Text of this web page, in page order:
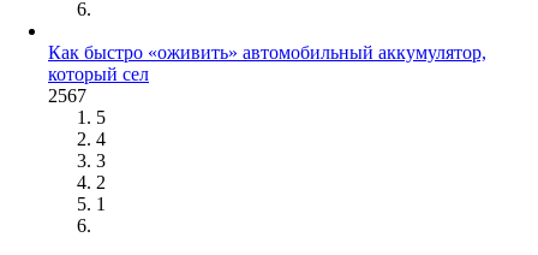
Как быстро «оживить» автомобильный аккумулятор,
который сел
2567
5
4
3
2
1